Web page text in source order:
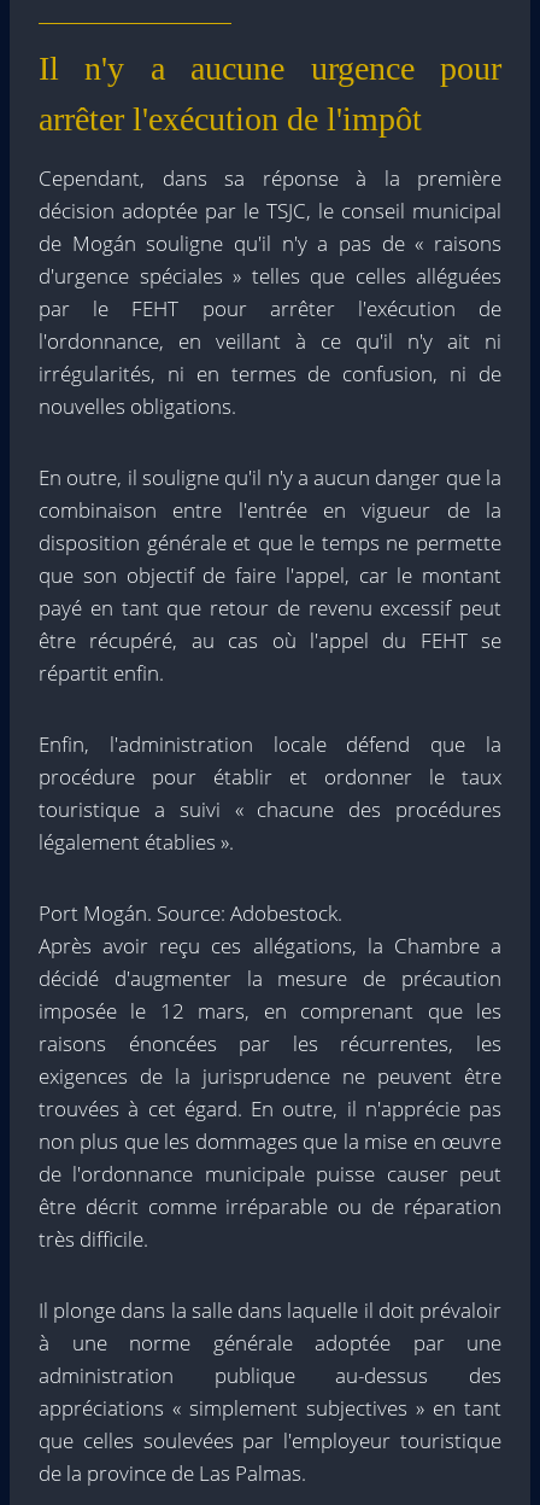
Il n'y a aucune urgence pour
arrêter l'exécution de l'impôt
Cependant, dans sa réponse à la première
décision adoptée par le TSJC, le conseil municipal
de Mogán souligne qu'il n'y a pas de « raisons
d'urgence spéciales » telles que celles alléguées
par le FEHT pour arrêter l'exécution de
l'ordonnance, en veillant à ce qu'il n'y ait ni
irrégularités, ni en termes de confusion, ni de
nouvelles obligations.
En outre, il souligne qu'il n'y a aucun danger que la
combinaison entre l'entrée en vigueur de la
disposition générale et que le temps ne permette
que son objectif de faire l'appel, car le montant
payé en tant que retour de revenu excessif peut
être récupéré, au cas où l'appel du FEHT se
répartit enfin.
Enfin, l'administration locale défend que la
procédure pour établir et ordonner le taux
touristique a suivi « chacune des procédures
légalement établies ».
Port Mogán. Source: Adobestock.
Après avoir reçu ces allégations, la Chambre a
décidé d'augmenter la mesure de précaution
imposée le 12 mars, en comprenant que les
raisons énoncées par les récurrentes, les
exigences de la jurisprudence ne peuvent être
trouvées à cet égard. En outre, il n'apprécie pas
non plus que les dommages que la mise en œuvre
de l'ordonnance municipale puisse causer peut
être décrit comme irréparable ou de réparation
très difficile.
Il plonge dans la salle dans laquelle il doit prévaloir
à une norme générale adoptée par une
administration publique au-dessus des
appréciations « simplement subjectives » en tant
que celles soulevées par l'employeur touristique
de la province de Las Palmas.